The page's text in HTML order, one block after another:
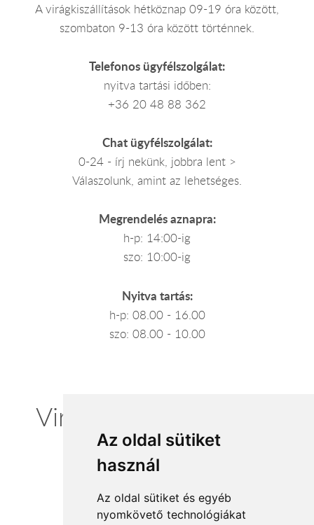
Az oldal sütiket
használ
Az oldal sütiket és egyéb
nyomkövető technológiákat
A virágkiszállítások hétköznap 09-19 óra között,
szombaton 9-13 óra között történnek.
Telefonos ügyfélszolgálat:
nyitva tartási időben:
+36 20 48 88 362
Chat ügyfélszolgálat:
0-24 - írj nekünk, jobbra lent >
Válaszolunk, amint az lehetséges.
Megrendelés aznapra:
h-p: 14:00-ig
szo: 10:00-ig
Nyitva tartás:
h-p: 08.00 - 16.00
szo: 08.00 - 10.00
Virágküldésben itthon
vagyunk
Elfogadott fizetési módok